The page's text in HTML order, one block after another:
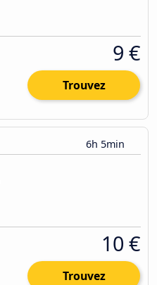
9 €
Trouvez
6h 5min
10 €
Trouvez